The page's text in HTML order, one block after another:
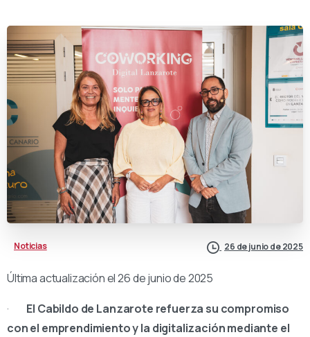
Noticias 26 de junio de 2025
Última actualización el 26 de junio de 2025
· El Cabildo de Lanzarote refuerza su compromiso
con el emprendimiento y la digitalización mediante el